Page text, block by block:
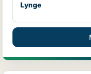
Lynge